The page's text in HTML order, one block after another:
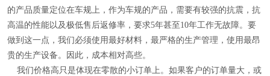
的产品质量定位在车规上，作为车规的产品，需要有较强的抗震，抗
高温的性能以及极低售后返修率，要求5年甚至10年工作无故障。要
做到这一点，我们必须使用最好材料，最严格的生产管理，使用最昂
贵的生产设备。因此，成本相对高些。
我们价格高只是体现在零散的小订单上。如果客户的订单量大，或